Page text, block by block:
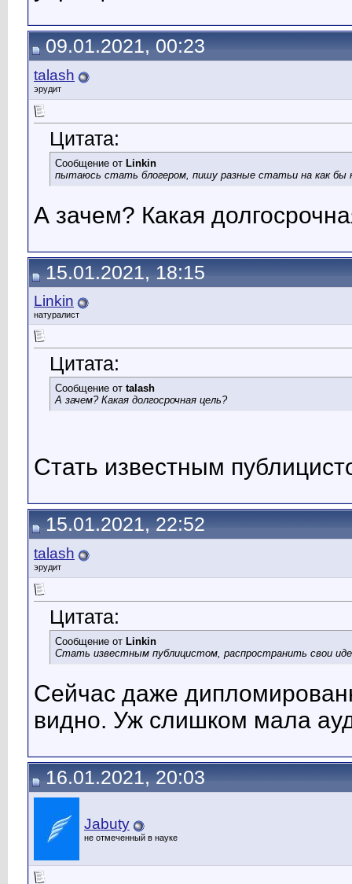
09.01.2021, 00:23
talash
эрудит
Цитата:
Сообщение от Linkin
пытаюсь стать блогером, пишу разные статьи на как
А зачем? Какая
15.01.2021, 18:15
Linkin
натуралист
Цитата:
Сообщение от talash
А зачем? Какая долгосрочная цель?
Стать известным
15.01.2021, 22:52
talash
эрудит
Цитата:
Сообщение от Linkin
Стать известным публицистом, распространить свои
Сейчас даже
видно. Уж слишком мала
16.01.2021, 20:03
Jabuty
не отмеченный в науке